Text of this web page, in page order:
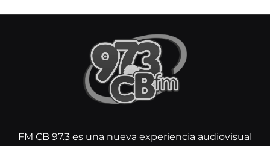
FM CB 97.3 es una nueva experiencia audiovisual